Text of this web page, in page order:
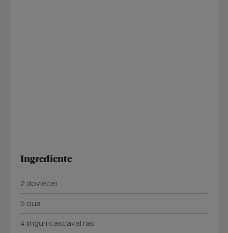
Ingrediente
2 dovlecei
5 oua
4 linguri cascaval ras